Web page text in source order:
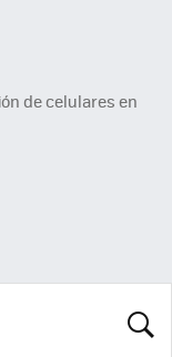
de celulares en